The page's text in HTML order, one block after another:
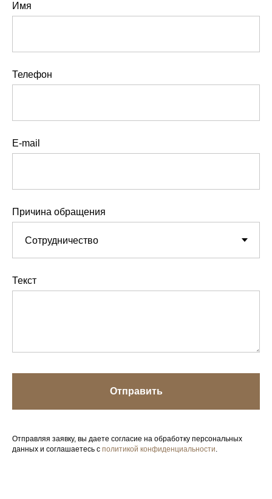
Имя
Телефон
E-mail
Причина обращения
Текст
Отправить
Отправляя заявку, вы даете согласие на обработку персональных
данных и соглашаетесь с политикой конфиденциальности.